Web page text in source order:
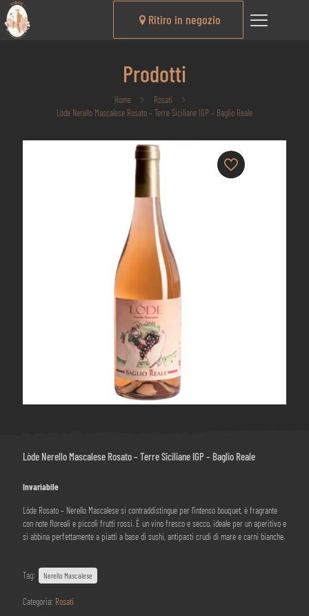
Ritiro in negozio
Prodotti
Home
Rosati
Lòde Nerello Mascalese Rosato – Terre Siciliane IGP – Baglio Reale
Lòde Nerello Mascalese Rosato – Terre Siciliane IGP – Baglio Reale
Invariabile
Lòde Rosato – Nerello Mascalese si contraddistingue per l’intenso bouquet, è fragrante
con note floreali e piccoli frutti rossi. È un vino fresco e secco, ideale per un aperitivo e
si abbina perfettamente a piatti a base di sushi, antipasti crudi di mare e carni bianche.
Tag: Nerello Mascalese
Categoria: Rosati